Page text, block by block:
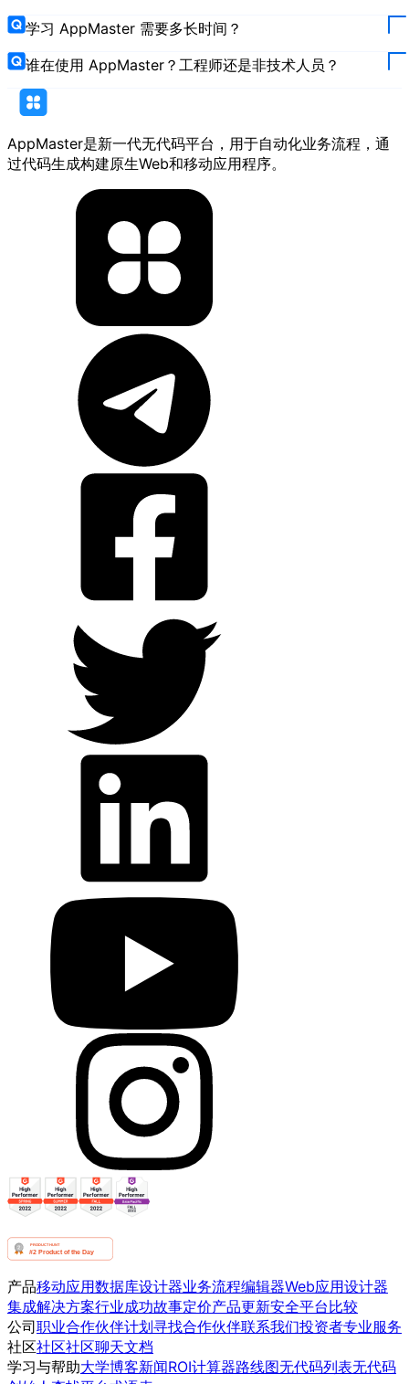
学习 AppMaster 需要多长时间？
谁在使用 AppMaster？工程师还是非技术人员？
AppMaster是新一代无代码平台，用于自动化业务流程，通
过代码生成构建原生Web和移动应用程序。
产品移动应用数据库设计器业务流程编辑器Web应用设计器
集成解决方案行业成功故事定价产品更新安全平台比较
公司职业合作伙伴计划寻找合作伙伴联系我们投资者专业服务
社区社区社区聊天文档
学习与帮助大学博客新闻ROI计算器路线图无代码列表无代码